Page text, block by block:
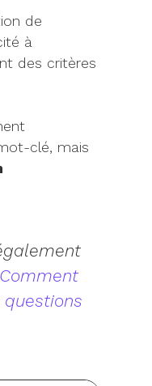
de
à
des critères
clé, mais
Comment